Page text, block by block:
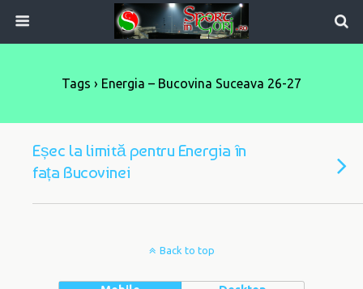
Tags › Energia – Bucovina Suceava 26-27
Eșec la limită pentru Energia în
fața Bucovinei
Back to top